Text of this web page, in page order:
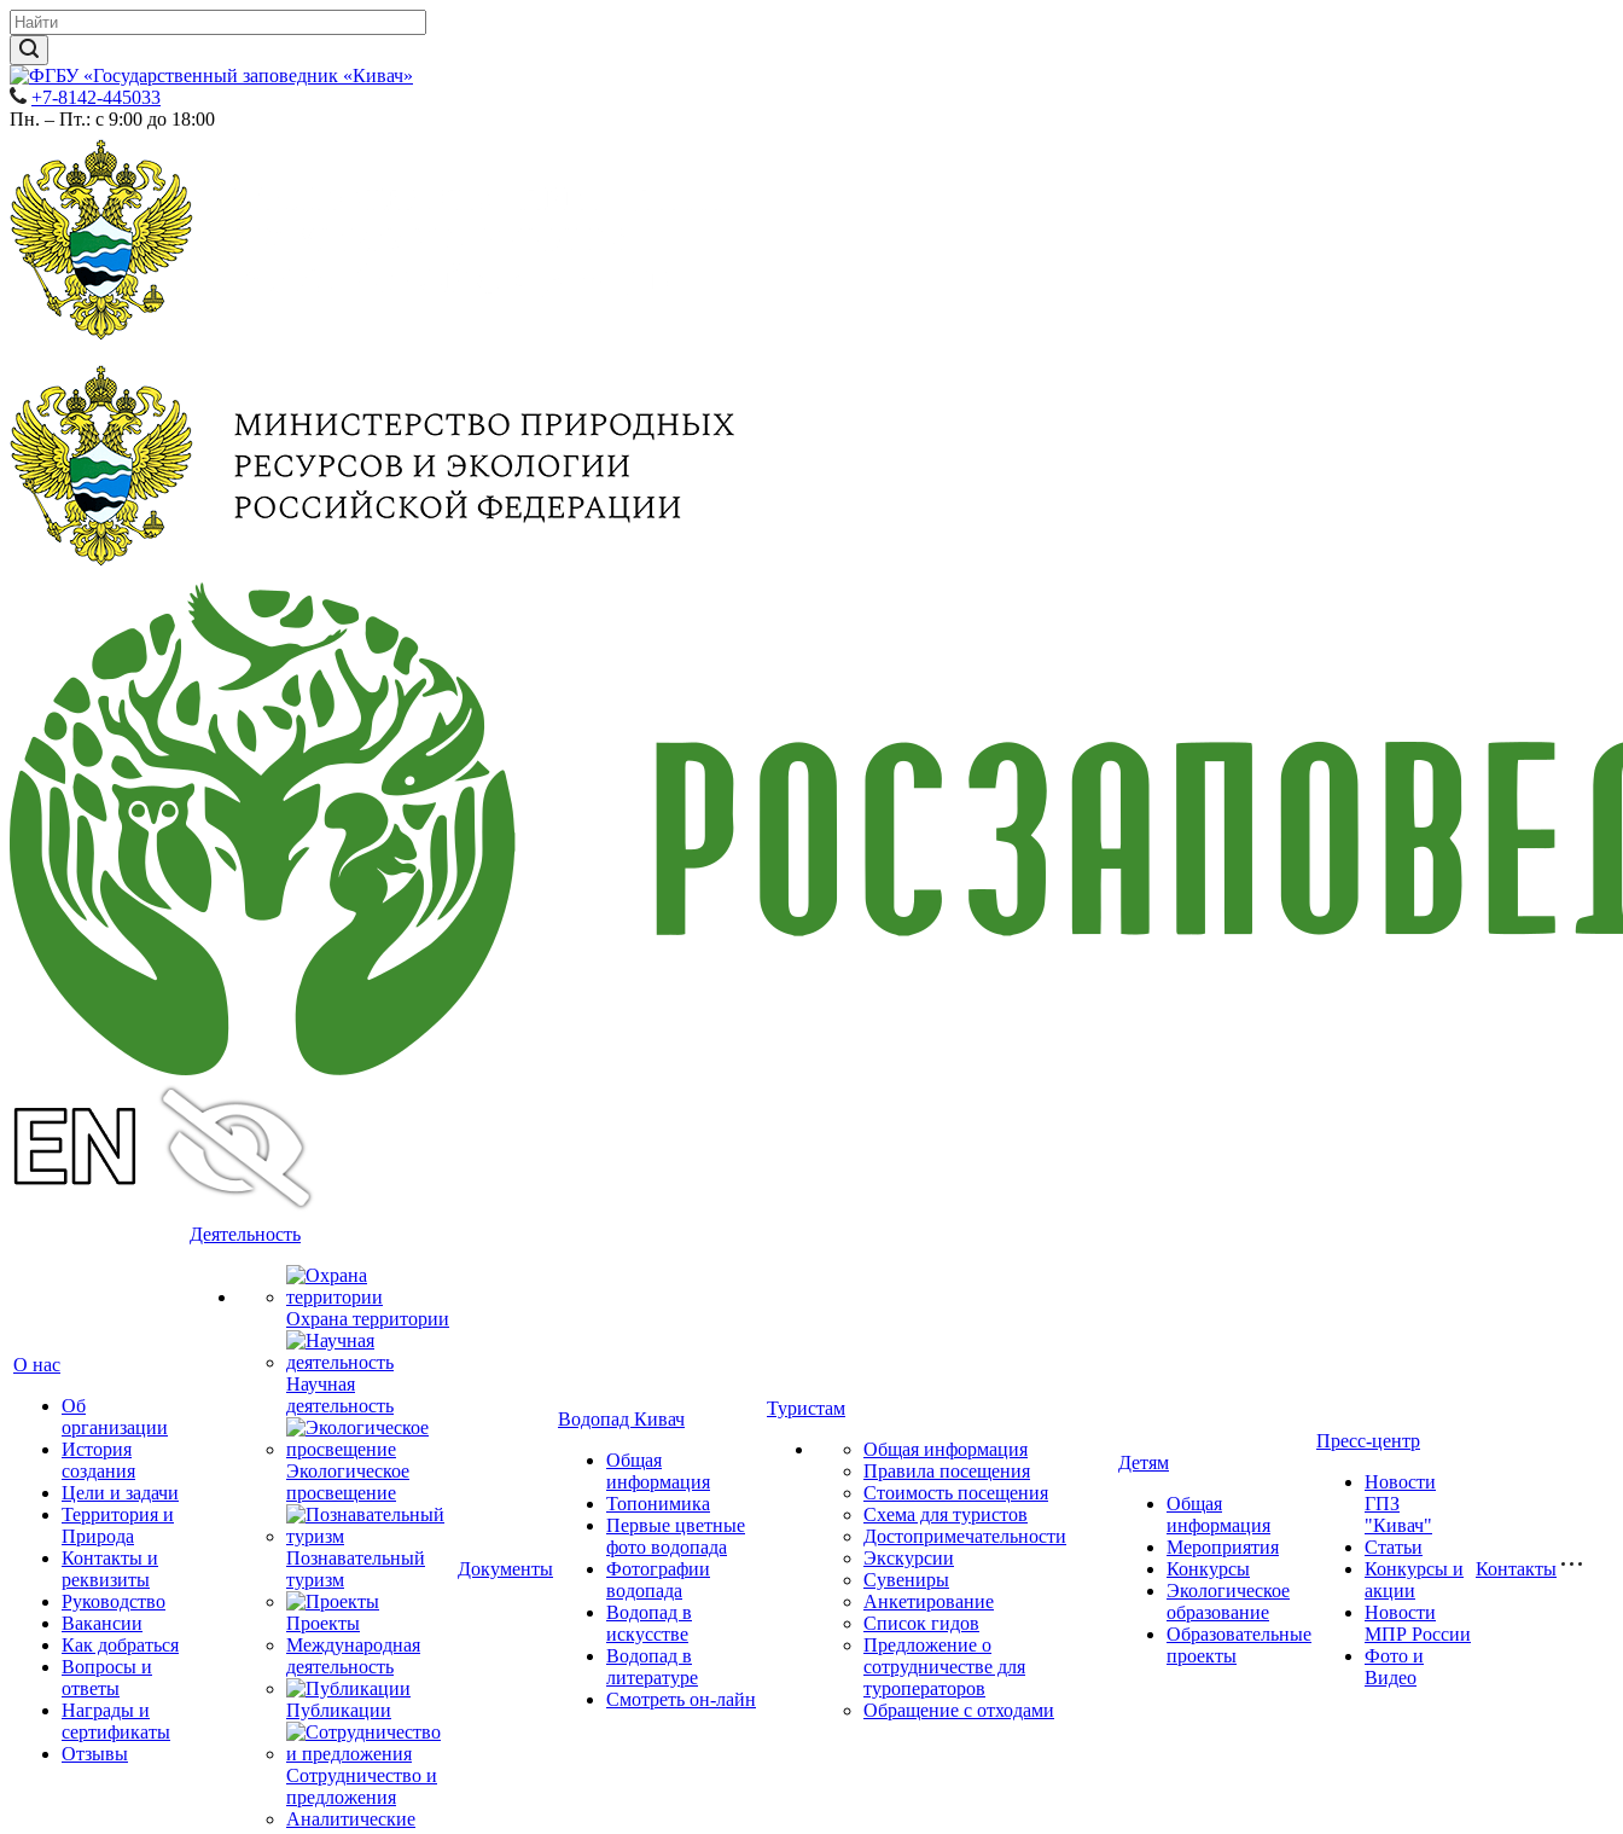
+7-8142-445033
Пн. – Пт.: с 9:00 до 18:00
О нас
Об
организации
История
создания
Цели и задачи
Территория и
Природа
Контакты и
реквизиты
Руководство
Вакансии
Как добраться
Вопросы и
ответы
Награды и
сертификаты
Отзывы
Деятельность
Охрана территории
Научная
деятельность
Экологическое
просвещение
Познавательный
туризм
Проекты
Международная
деятельность
Публикации
Сотрудничество и
предложения
Аналитические
Документы
Водопад Кивач
Общая
информация
Топонимика
Первые цветные
фото водопада
Фотографии
водопада
Водопад в
искусстве
Водопад в
литературе
Смотреть он-лайн
Туристам
Общая информация
Правила посещения
Стоимость посещения
Схема для туристов
Достопримечательности
Экскурсии
Сувениры
Анкетирование
Список гидов
Предложение о
сотрудничестве для
туроператоров
Обращение с отходами
Детям
Общая
информация
Мероприятия
Конкурсы
Экологическое
образование
Образовательные
проекты
Пресс-центр
Новости
ГПЗ
"Кивач"
Статьи
Конкурсы и
акции
Новости
МПР России
Фото и
Видео
Контакты